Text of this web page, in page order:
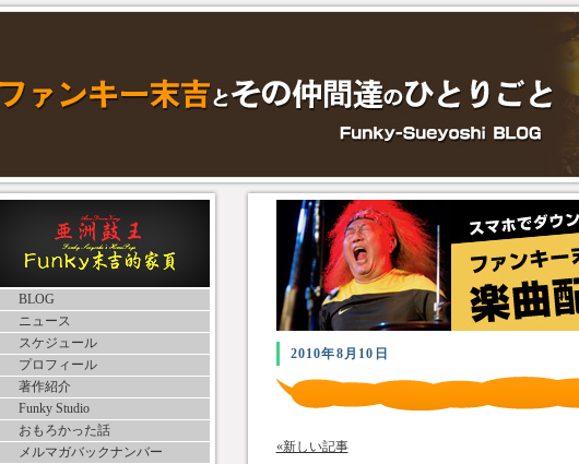
BLOG
ニュース
スケジュール
プロフィール
著作紹介
Funky Studio
おもろかった話
メルマガバックナンバー
2010年8月10日
«新しい記事